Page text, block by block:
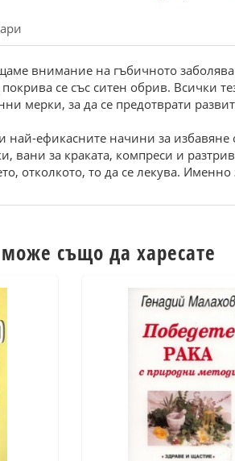
внимание на гъбичното
се със ситен обрив. Всички
мерки, за да се предотврати
най-ефикасните начини за
вани за краката, компреси и
отколкото, то да се лекува.
също да харесате